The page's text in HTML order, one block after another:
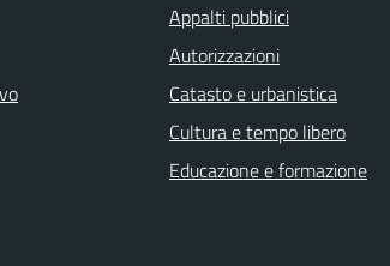
Appalti pubblici
Autorizzazioni
Catasto e urbanistica
Cultura e tempo libero
Educazione e formazione